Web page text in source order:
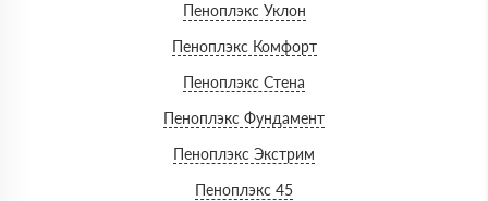
Пеноплэкс Уклон
Пеноплэкс Комфорт
Пеноплэкс Стена
Пеноплэкс Фундамент
Пеноплэкс Экстрим
Пеноплэкс 45